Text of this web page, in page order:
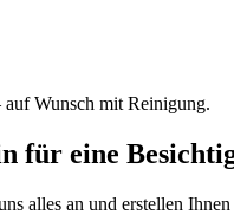
auf Wunsch mit Reinigung.
für eine
alles an und erstellen